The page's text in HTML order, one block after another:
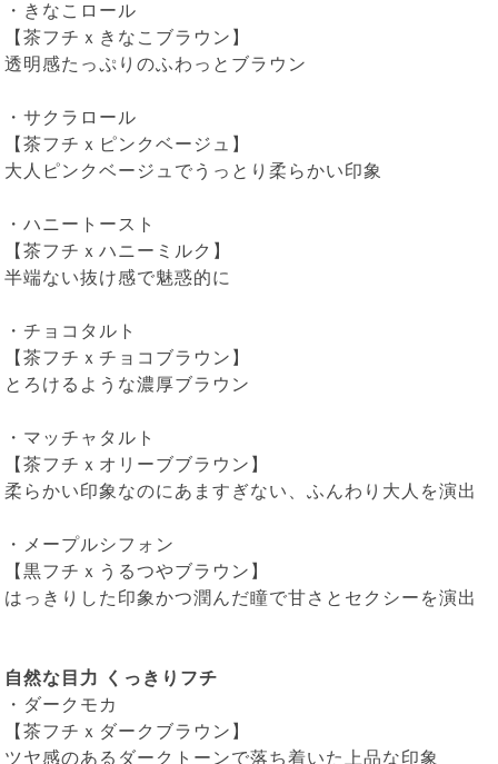
・ きなこロール
【茶フチｘきなこブラウン】
透明感たっぷりのふわっとブラウン
・サクラロール
【茶フチｘピンクベージュ】
大人ピンクベージュでうっとり柔らかい印象
・ハニートースト
【茶フチｘハニーミルク】
半端ない抜け感で魅惑的に
・チョコタルト
【茶フチｘチョコブラウン】
とろけるような濃厚ブラウン
・ マッチャタルト
【茶フチｘオリーブブラウン】
柔らかい印象なのにあますぎない、ふんわり大人を演出
・
メープルシフォン
【黒フチｘうるつやブラウン】
はっきりした印象かつ潤んだ瞳で甘さとセクシーを演出
自然な目力 くっきりフチ
・ ダークモカ
【茶フチｘダークブラウン】
ツヤ感のあるダークトーンで落ち着いた上品な印象